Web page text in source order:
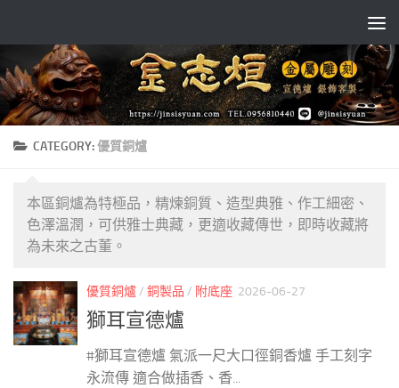
CATEGORY:優質銅爐
本區銅爐為特極品，精煉銅質、造型典雅、作工細密、
色澤溫潤，可供雅士典藏，更適收藏傳世，即時收藏將
為未來之古董。
優質銅爐/ 銅製品 / 附底座 2026-06-27
獅耳宣德爐
#獅耳宣德爐 氣派一尺大口徑銅香爐 手工刻字
永流傳 適合做插香、香...